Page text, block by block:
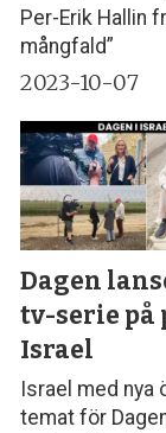
Per-Erik Hallin
mångfald”
2023-10-07
Dagen
tv-serie på
Israel
Israel med nya
temat för